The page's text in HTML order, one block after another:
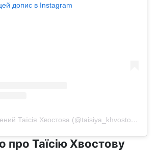
допис в Instagram
Допис, поширений Таїсія Хвостова (@taisiya_khvostova)
про Таїсію Хвостову